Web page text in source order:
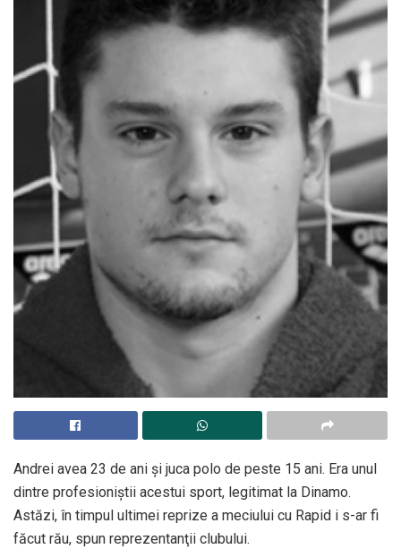
Andrei avea 23 de ani şi juca polo de peste 15 ani. Era unul
dintre profesioniştii acestui sport, legitimat la Dinamo.
Astăzi, în timpul ultimei reprize a meciului cu Rapid i s-ar fi
făcut rău, spun reprezentanţii clubului.